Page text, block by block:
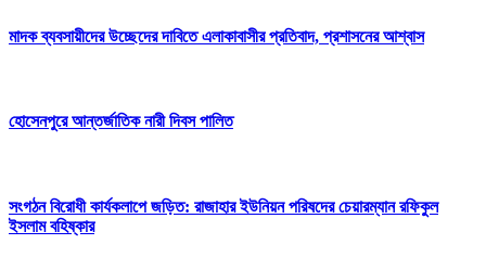
মাদক ব্যবসায়ীদের উচ্ছেদের দাবিতে এলাকাবাসীর প্রতিবাদ, প্রশাসনের আশ্বাস
হোসেনপুরে আন্তর্জাতিক নারী দিবস পালিত
সংগঠন বিরোধী কার্যকলাপে জড়িত: রাজাহার ইউনিয়ন পরিষদের চেয়ারম্যান রফিকুল
ইসলাম বহিষ্কার